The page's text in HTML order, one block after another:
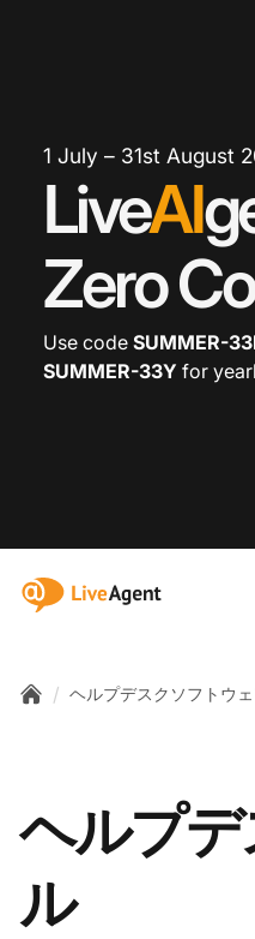
1 July – 31st August
LiveAI
Zero
Use code SUMMER-
SUMMER-33Y for
:site.title
/ ヘルプデスクソフトウ
ヘルプ
ル